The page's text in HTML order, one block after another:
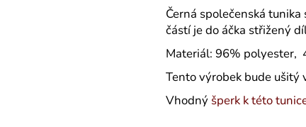
hvězdiček.
Černá společenská
částí je do áčka střižený
Materiál: 96% polyester,
Tento výrobek bude ušitý
Vhodný šperk k této